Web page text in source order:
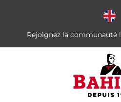
Rejoignez la communauté !